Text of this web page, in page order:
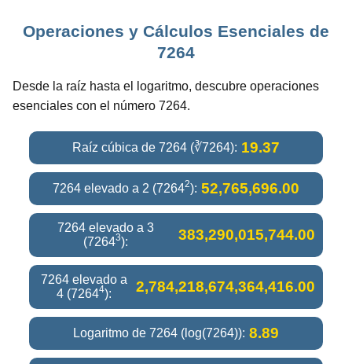
Operaciones y Cálculos Esenciales de
7264
Desde la raíz hasta el logaritmo, descubre operaciones
esenciales con el número 7264.
Raíz cúbica de 7264 (∛7264): 19.37
7264 elevado a 2 (72642): 52,765,696.00
7264 elevado a 3
(72643): 383,290,015,744.00
7264 elevado a
4 (72644): 2,784,218,674,364,416.00
Logaritmo de 7264 (log(7264)): 8.89